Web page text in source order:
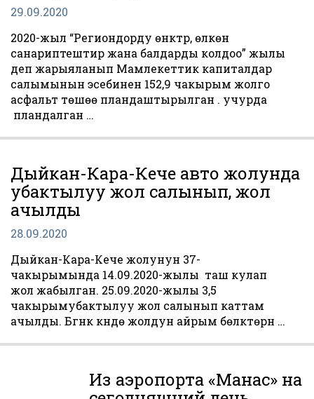
29.09.2020
2020-жыл “Региондорду өнүктүрүү, өлкөнү
санариптештирүү жана балдарды колдоо” жылы
деп жарыяланып Мамлекеттик капиталдар
салымынын эсебинен 152,9 чакырым жолго
асфальт тѳшѳѳ пландаштырылган . учурда
пландалган …
Дыйкан-Кара-Кече авто жолунда
убактылуу жол салынып, жол
ачылды
28.09.2020
Дыйкан-Кара-Кече жолунун 37-
чакырымында 14.09.2020-жылы таш кулап
жол жабылган. 25.09.2020-жылы 3,5
чакырымубактылуу жол салынып каттам
ачылды. Бүгүнкү күндө жолдун айрым бөлүктөрүн …
Из аэропорта «Манас» на